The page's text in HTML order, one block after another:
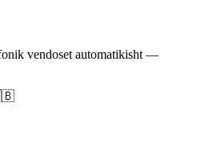
vendoset automatikisht —